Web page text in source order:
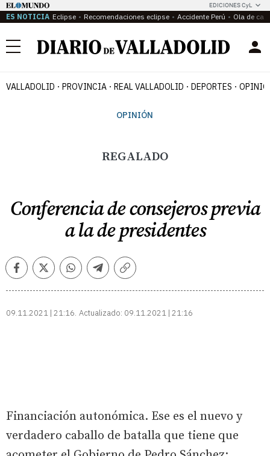
EDICIONES CyL
ES NOTICIA Eclipse Recomendaciones eclipse Accidente Perú Ola de
Menú
VALLADOLID PROVINCIA REAL VALLADOLID DEPORTES
OPINIÓN
REGALADO
Conferencia de consejeros previa
a la de presidentes
FacebookTwitterWhatsappTelegramCopiar
09.11.2021 | 21:16 Actualizado: 09.11.2021 | 21:16
Financiación autonómica. Ese es el nuevo y
verdadero caballo de batalla que tiene que